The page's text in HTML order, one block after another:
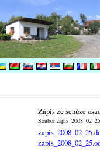
Zápis ze schůze
Soubor